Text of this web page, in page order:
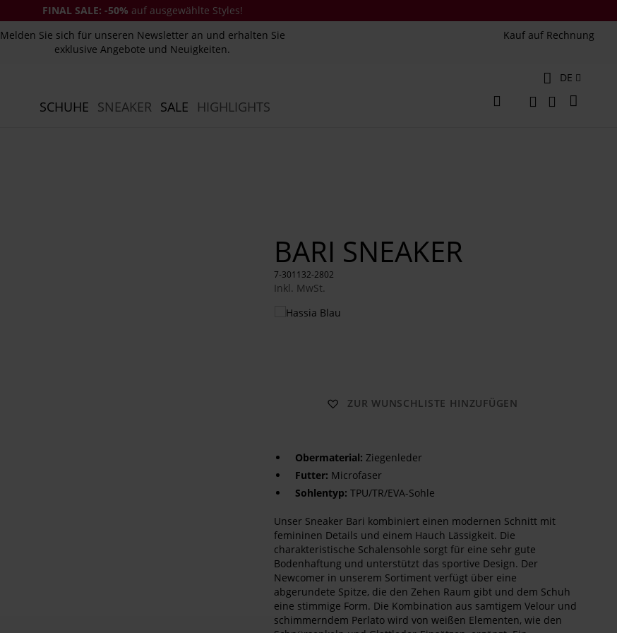
FINAL SALE: -50% auf ausgewählte Styles!
Melden Sie sich für unseren Newsletter an und erhalten Sie
exklusive Angebote und Neuigkeiten.
Kauf auf Rechnung
Sprache
DE
Veränderung
SCHUHE SNEAKER SALE HIGHLIGHTS
BARI SNEAKER
7-301132-2802
Inkl. MwSt.
Das
ZUR WUNSCHLISTE HINZUFÜGEN
Obermaterial: Ziegenleder
Futter: Microfaser
Sohlentyp: TPU/TR/EVA-Sohle
Unser Sneaker Bari kombiniert einen modernen Schnitt mit
femininen Details und einem Hauch Lässigkeit. Die
charakteristische Schalensohle sorgt für eine sehr gute
Bodenhaftung und unterstützt das sportive Design. Der
Newcomer in unserem Sortiment verfügt über eine
abgerundete Spitze, die den Zehen Raum gibt und dem Schuh
eine stimmige Form. Die Kombination aus samtigem Velour und
schimmerndem Perlato wird von weißen Elementen, wie den